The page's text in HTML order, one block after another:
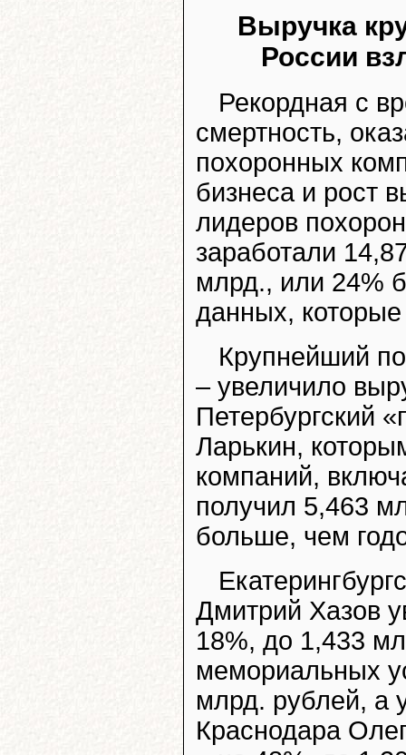
Выручка
России
Рекордная с
смертность,
похоронных
бизнеса и рост
лидеров
заработали
млрд., или 24%
данных,
Крупнейший
– увеличило
Петербургский
Ларькин,
компаний,
получил 5,463
больше, чем
Дмитрий Хазов
18%, до 1,433
мемориальных
млрд. рублей, а
Краснодара